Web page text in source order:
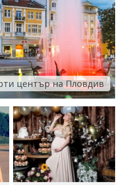
център на Пловдив